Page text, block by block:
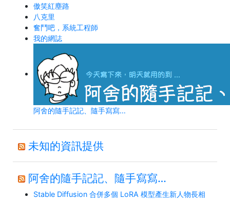
傲笑紅塵路
八克里
奮鬥吧，系統工程師
我的網誌
阿舍的隨手記記、隨手寫寫…
未知的資訊提供
阿舍的隨手記記、隨手寫寫…
Stable Diffusion 合併多個 LoRA 模型產生新人物長相